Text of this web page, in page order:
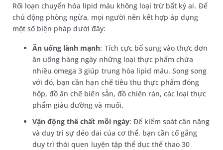
Rối loạn chuyển hóa lipid máu không loại trừ bất kỳ ai. Để
chủ động phòng ngừa, mọi người nên kết hợp áp dụng
một số biện pháp dưới đây:
Ăn uống lành mạnh: Tích cực bổ sung vào thực đơn
ăn uống hàng ngày những loại thực phẩm chứa
nhiều omega 3 giúp trung hòa lipid máu. Song song
với đó, bạn cần hạn chế tiêu thụ thực phẩm đóng
hộp, đồ ăn chế biến sẵn, đồ chiên rán, các loại thực
phẩm giàu đường và muối.
Vận động thể chất mỗi ngày: Để kiểm soát cân nặng
và duy trì sự dẻo dai của cơ thể, bạn cần cố gắng
duy trì thói quen luyện tập thể dục thể thao 30